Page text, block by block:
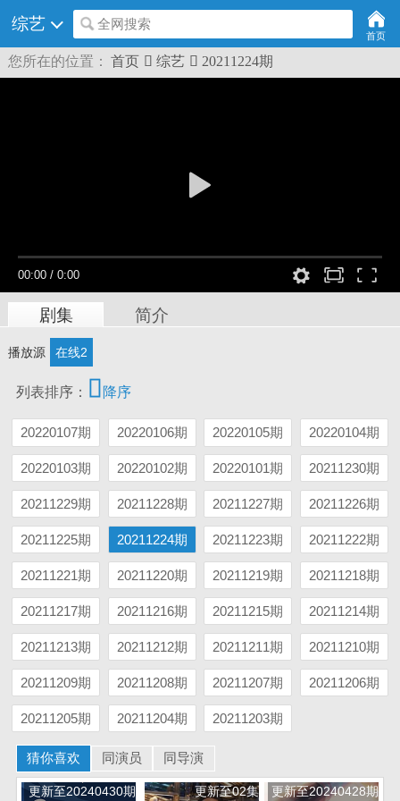
综艺 全网搜索
首页
您所在的位置： 首页  综艺  20211224期
00:00 / 0:00
剧集 简介
播放源 在线2
列表排序：  降序
20220107期 20220106期 20220105期 20220104期
20220103期 20220102期 20220101期 20211230期
20211229期 20211228期 20211227期 20211226期
20211225期 20211224期 20211223期 20211222期
20211221期 20211220期 20211219期 20211218期
20211217期 20211216期 20211215期 20211214期
20211213期 20211212期 20211211期 20211210期
20211209期 20211208期 20211207期 20211206期
20211205期 20211204期 20211203期
猜你喜欢 同演员 同导演
更新至20240430期 更新至02集 更新至20240428期